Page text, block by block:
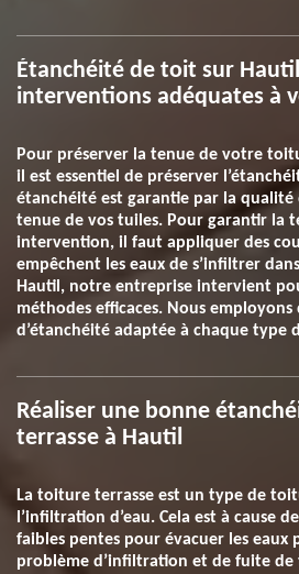
Étanchéité de toit sur
interventions adéquates à
Pour préserver la tenue de votre
il est essentiel de préserver
étanchéité est garantie par la qualité
tenue de vos tuiles. Pour garantir la
intervention, il faut appliquer des
empêchent les eaux de s’infiltrer
Hautil, notre entreprise intervient
méthodes efficaces. Nous
d’étanchéité adaptée à chaque type
Réaliser une bonne
terrasse à Hautil
La toiture terrasse est un type de
l’infiltration d’eau. Cela est à cause
faibles pentes pour évacuer les eaux
problème d’infiltration et de fuite